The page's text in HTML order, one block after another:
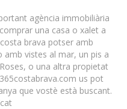
agència immobiliària
una casa o xalet a
brava potser amb
vistes al mar, un pis a
o una altra propietat
us pot
que vostè està buscant.